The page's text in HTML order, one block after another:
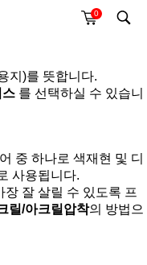
0
지)를 뜻합니다.
스 를 선택하실 수 있습니
중 하나로 색재현 및 디
사용됩니다.
잘 살릴 수 있도록 프
릴/아크릴압착의 방법으